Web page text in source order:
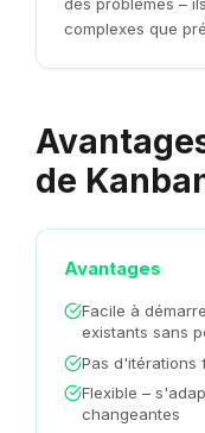
complexes que
de
Avantages
Facile à
existants sans
Pas d'itérations
Flexible –
changeantes